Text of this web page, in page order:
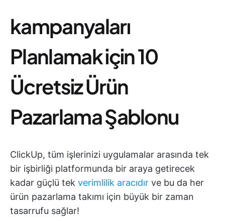
kampanyaları
Planlamak için 10
Ücretsiz Ürün
Pazarlama Şablonu
ClickUp, tüm işlerinizi uygulamalar arasında tek
bir işbirliği platformunda bir araya getirecek
kadar güçlü tek verimlilik aracıdır ve bu da her
ürün pazarlama takımı için büyük bir zaman
tasarrufu sağlar!